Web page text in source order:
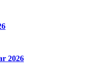
2026